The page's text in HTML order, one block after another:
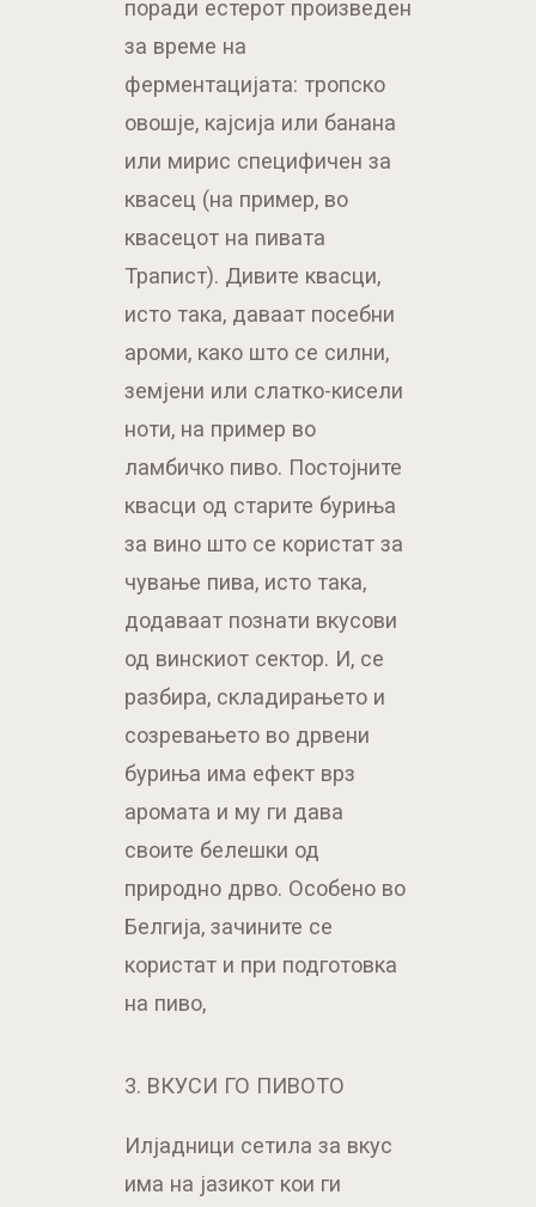
поради естерот произведен
за време на
ферментацијата: тропско
овошје, кајсија или банана
или мирис специфичен за
квасец (на пример, во
квасецот на пивата
Трапист). Дивите квасци,
исто така, даваат посебни
ароми, како што се силни,
земјени или слатко-кисели
ноти, на пример во
ламбичко пиво. Постојните
квасци од старите буриња
за вино што се користат за
чување пива, исто така,
додаваат познати вкусови
од винскиот сектор. И, се
разбира, складирањето и
созревањето во дрвени
буриња има ефект врз
аромата и му ги дава
своите белешки од
природно дрво. Особено во
Белгија, зачините се
користат и при подготовка
на пиво,
3. ВКУСИ ГО ПИВОТО
Илјадници сетила за вкус
има на јазикот кои ги